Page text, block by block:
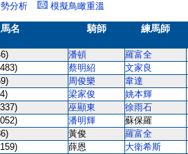
分析 模擬鳥瞰重溫
馬名 騎師 練馬師
潘頓 羅富全
蔡明紹 文家良
周俊樂 韋達
梁家俊 姚本輝
巫顯東 徐雨石
潘明輝 蘇保羅
黃俊 羅富全
薛恩 大衛希斯